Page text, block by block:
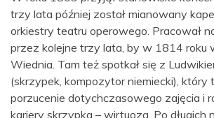
trzy lata później został mianowany
orkiestry teatru operowego. Pracował
przez kolejne trzy lata, by w 1814 roku
Wiednia. Tam też spotkał się z
(skrzypek, kompozytor niemiecki), który
porzucenie dotychczasowego zajęcia i
kariery skrzypka – wirtuoza. Po długich